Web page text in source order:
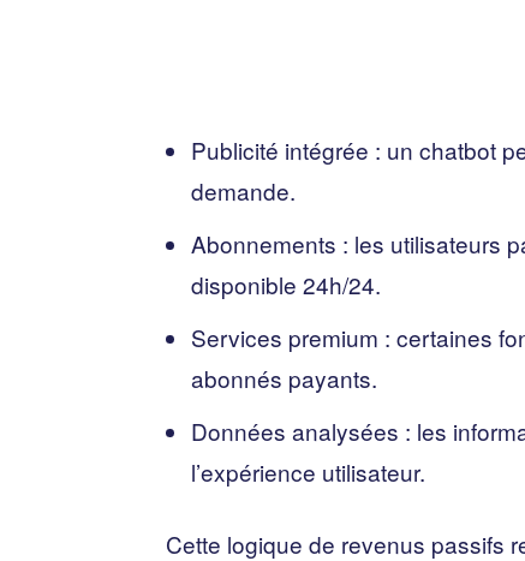
Publicité intégrée : un chatbot
demande.
Abonnements : les utilisateurs
disponible 24h/24.
Services premium : certaines
abonnés payants.
Données analysées : les
l’expérience utilisateur.
Cette logique de revenus passifs